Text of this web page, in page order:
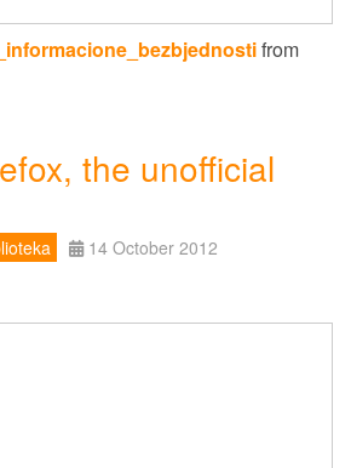
from
the unofficial
14 October 2012